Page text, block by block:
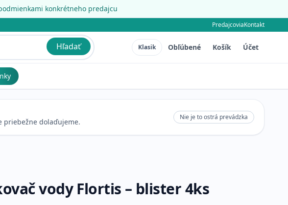
konkrétneho predajcu
PredajcoviaKontakt
Hľadať Klasik Obľúbené Košík Účet
priebežne dolaďujeme.
Nie je to ostrá prevádzka
vody Flortis – blister 4ks